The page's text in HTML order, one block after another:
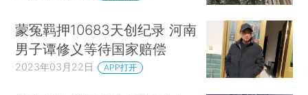
蒙冤羁押10683天创纪录 河南
男子谭修义等待国家赔偿
2023年03月22日 APP打开